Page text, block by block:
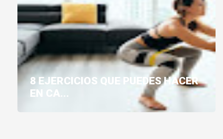
8 EJERCICIOS QUE PUEDES HACER
EN CA...